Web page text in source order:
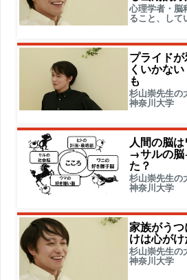
心理学者・脳
ること、して
プライド
くいかな
も
杉山崇先生の
神奈川大学
人間の脳
→サルの脳
た？
杉山崇先生の
神奈川大学
家族がう
けは心が
杉山崇先生の
神奈川大学